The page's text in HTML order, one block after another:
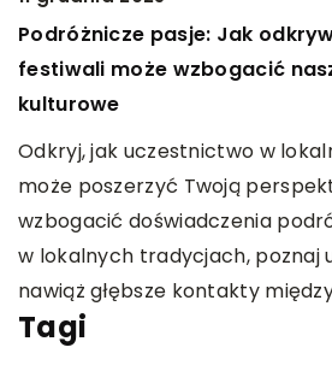
Podróżnicze pasje: Jak
festiwali może wzbogacić
kulturowe
Odkryj, jak uczestnictwo w
może poszerzyć Twoją
wzbogacić doświadczenia
w lokalnych tradycjach, poznaj
nawiąż głębsze kontakty
Tagi